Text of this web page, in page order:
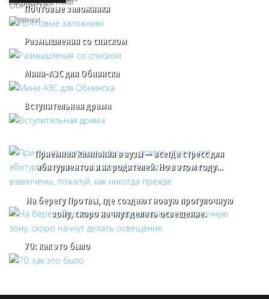
Почтовые заложники
Размышления со списком
Мини-АЗС для Обнинска
Вступительная драма
Приемная кампания в вузы — всегда стресс для
абитуриентов и их родителей. Но в этом году…
На берегу Протвы, где создают новую прогулочную
зону, скоро начнут делать освещение.
70: как это было